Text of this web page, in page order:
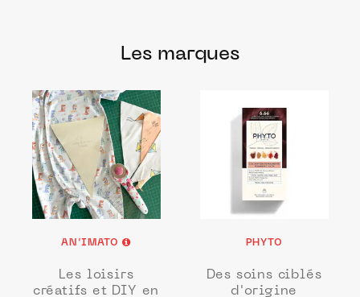
Les marques
AN’IMATO
Les loisirs
créatifs et DIY en
PHYTO
Des soins ciblés
d'origine